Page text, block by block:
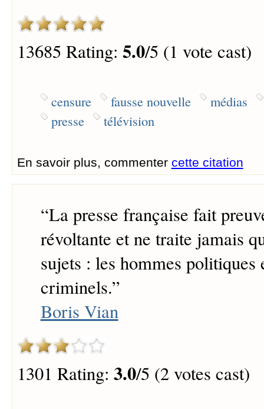
13685 Rating: 5.0/5 (1 vote cast)
censure fausse nouvelle
médias
presse
télévision
En savoir plus, commenter cette citation
“La presse française fait
révoltante et ne traite jamais
sujets : les hommes politiques
criminels.”
Boris Vian
1301 Rating: 3.0/5 (2 votes cast)